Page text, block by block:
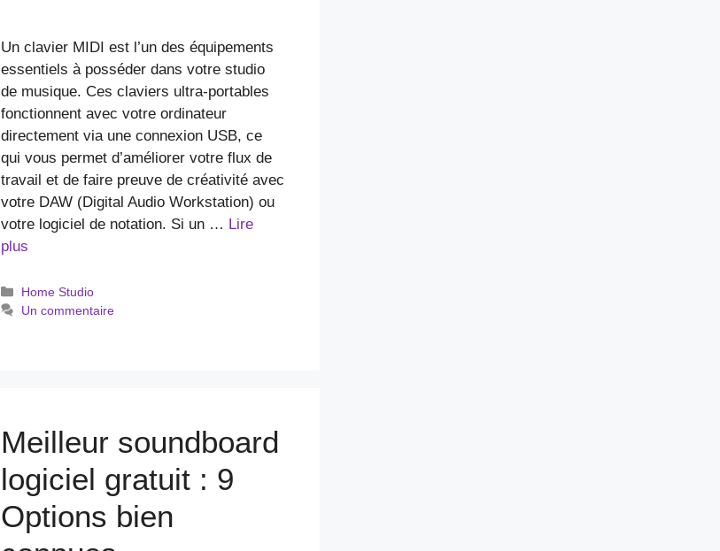
Un clavier MIDI est l’un des équipements
essentiels à posséder dans votre studio
de musique. Ces claviers ultra-portables
fonctionnent avec votre ordinateur
directement via une connexion USB, ce
qui vous permet d’améliorer votre flux de
travail et de faire preuve de créativité avec
votre DAW (Digital Audio Workstation) ou
votre logiciel de notation. Si un … Lire
plus
Catégories
Home Studio
Un commentaire
Meilleur soundboard
logiciel gratuit : 9
Options bien